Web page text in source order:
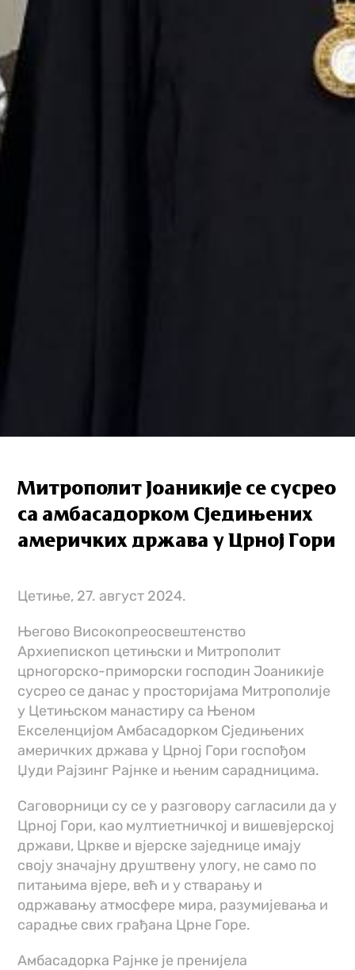
Митрополит Јоаникије се сусрео
са амбасадорком Сједињених
америчких држава у Црној Гори
Цетиње, 27. август 2024.
Његово Високопреосвештенство
Архиепископ цетињски и Митрополит
црногорско-приморски господин Јоаникије
сусрео се данас у просторијама Митрополије
у Цетињском манастиру са Њеном
Екселенцијом Амбасадорком Сједињених
америчких држава у Црној Гори госпођом
Џуди Рајзинг Рајнке и њеним сарадницима.
Саговорници су се у разговору сагласили да у
Црној Гори, као мултиетничкој и вишевјерској
држави, Цркве и вјерске заједнице имају
своју значајну друштвену улогу, не само по
питањима вјере, већ и у стварању и
одржавању атмосфере мира, разумијевања и
сарадње свих грађана Црне Горе.
Амбасадорка Рајнке је пренијела